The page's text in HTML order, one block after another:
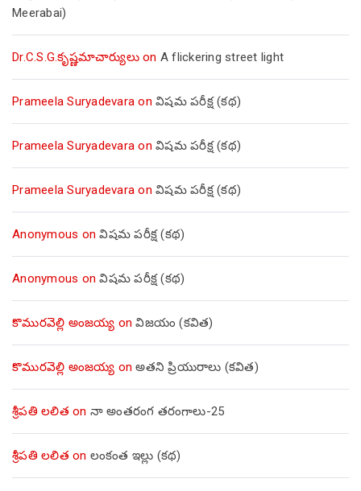
Meerabai)
Dr.C.S.G.కృష్ణమాచార్యులుon A flickering street light
Prameela Suryadevara on విషమ పరీక్ష (క‌థ‌)
Prameela Suryadevara on విషమ పరీక్ష (క‌థ‌)
Prameela Suryadevara on విషమ పరీక్ష (క‌థ‌)
Anonymous onవిషమ పరీక్ష (క‌థ‌)
Anonymous onవిషమ పరీక్ష (క‌థ‌)
కొమురవెల్లి అంజయ్య onవిజయం (కవిత)
కొమురవెల్లి అంజయ్య onఅతని ప్రియురాలు (కవిత)
శ్రీపతి లలిత on నా అంతరంగ తరంగాలు-25
శ్రీపతి లలిత on లంకంత ఇల్లు (కథ)